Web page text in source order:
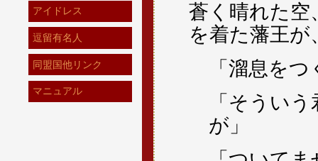
蒼く晴れた空
を着た藩王
「溜息を
「そうい
が」
アイドレス
逗留有名人
同盟国他リンク
マニュアル